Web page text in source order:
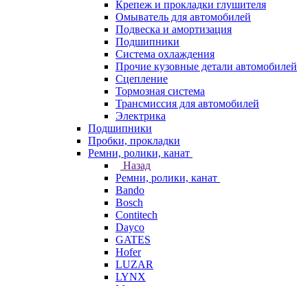
Крепеж и прокладки глушителя
Омыватель для автомобилей
Подвеска и амортизация
Подшипники
Система охлаждения
Прочие кузовные детали автомобилей
Сцепление
Тормозная система
Трансмиссия для автомобилей
Электрика
Подшипники
Пробки, прокладки
Ремни, ролики, канат
Назад
Ремни, ролики, канат
Bando
Bosch
Contitech
Dayco
GATES
Hofer
LUZAR
LYNX